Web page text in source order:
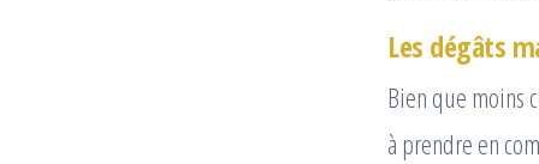
Les dégâts
Bien que moins
à prendre en